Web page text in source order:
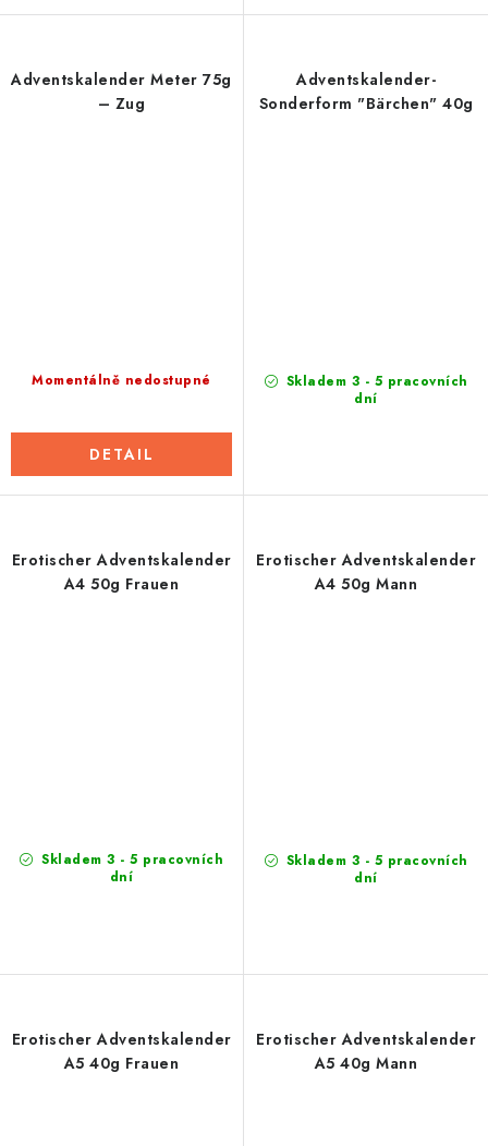
Adventskalender Meter 75g
– Zug
Momentálně nedostupné
DETAIL
Adventskalender-
Sonderform "Bärchen" 40g
Skladem 3 - 5 pracovních
dní
Erotischer Adventskalender
A4 50g Frauen
Skladem 3 - 5 pracovních
dní
Erotischer Adventskalender
A4 50g Mann
Skladem 3 - 5 pracovních
dní
Erotischer Adventskalender
A5 40g Frauen
Erotischer Adventskalender
A5 40g Mann